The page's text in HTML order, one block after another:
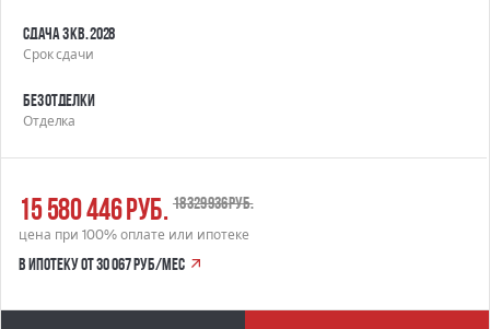
Сдача 3 кв. 2028
Срок сдачи
Без отделки
Отделка
15 580 446 руб. 18 329 936 руб.
цена при 100% оплате или ипотеке
в ипотеку от 30 067 руб/мес